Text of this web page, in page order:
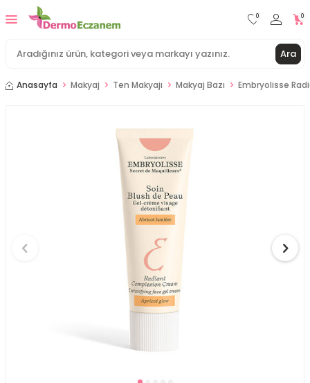
Ara
0 0
Anasayfa Makyaj Ten Makyajı Makyaj Bazı Embryolisse